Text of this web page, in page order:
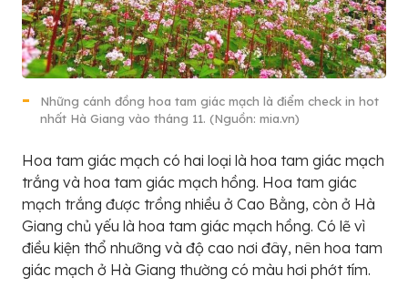
Những cánh đồng hoa tam giác mạch là điểm check in hot
nhất Hà Giang vào tháng 11. (Nguồn: mia.vn)
Hoa tam giác mạch có hai loại là hoa tam giác mạch
trắng và hoa tam giác mạch hồng. Hoa tam giác
mạch trắng được trồng nhiều ở Cao Bằng, còn ở Hà
Giang chủ yếu là hoa tam giác mạch hồng. Có lẽ vì
điều kiện thổ nhưỡng và độ cao nơi đây, nên hoa tam
giác mạch ở Hà Giang thường có màu hơi phớt tím.